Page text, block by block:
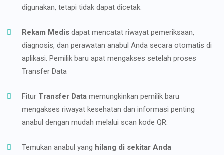
digunakan, tetapi tidak dapat dicetak.
Rekam Medis dapat mencatat riwayat pemeriksaan,
diagnosis, dan perawatan anabul Anda secara otomatis di
aplikasi. Pemilik baru apat mengakses setelah proses
Transfer Data
Fitur Transfer Data memungkinkan pemilik baru
mengakses riwayat kesehatan dan informasi penting
anabul dengan mudah melalui scan kode QR.
Temukan anabul yang hilang di sekitar Anda